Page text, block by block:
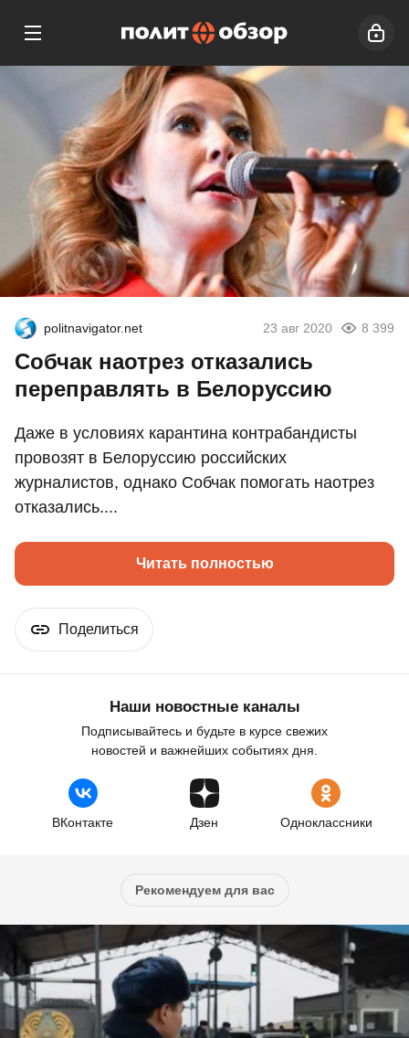
politnavigator.net 23 авг 2020 8 399
Собчак наотрез отказались
переправлять в Белоруссию
Даже в условиях карантина контрабандисты
провозят в Белоруссию российских
журналистов, однако Собчак помогать наотрез
отказались....
Читать полностью
Поделиться
Наши новостные каналы
Подписывайтесь и будьте в курсе свежих
новостей и важнейших событиях дня.
ВКонтакте Дзен Одноклассники
Рекомендуем для вас